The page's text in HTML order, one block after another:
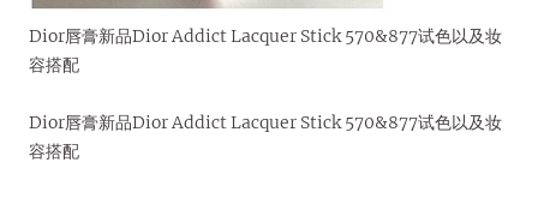
Dior唇膏新品Dior Addict Lacquer Stick 570&877试色以及妆
容搭配
Dior唇膏新品Dior Addict Lacquer Stick 570&877试色以及妆
容搭配